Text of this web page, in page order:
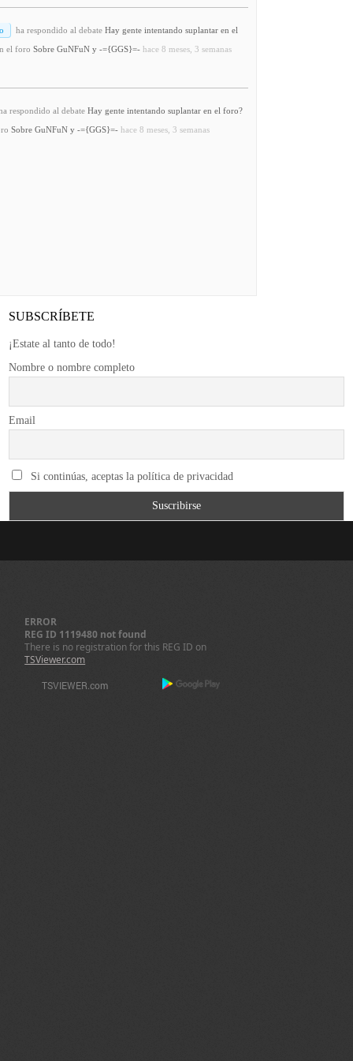
ha respondido al debate Hay gente intentando suplantar en el
el foro Sobre GuNFuN y -={GGS}=- hace 8 meses, 3 semanas
respondido al debate Hay gente intentando suplantar en el foro?
Sobre GuNFuN y -={GGS}=- hace 8 meses, 3 semanas
SUBSCRÍBETE
¡Estate al tanto de todo!
Nombre o nombre completo
Email
Si continúas, aceptas la política de privacidad
ERROR
REG ID 1119480 not found
There is no registration for this REG ID on
TSViewer.com